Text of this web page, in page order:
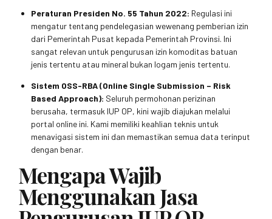
Peraturan Presiden No. 55 Tahun 2022: Regulasi ini
mengatur tentang pendelegasian wewenang pemberian izin
dari Pemerintah Pusat kepada Pemerintah Provinsi. Ini
sangat relevan untuk pengurusan izin komoditas batuan
jenis tertentu atau mineral bukan logam jenis tertentu.
Sistem OSS-RBA (Online Single Submission – Risk
Based Approach): Seluruh permohonan perizinan
berusaha, termasuk IUP OP, kini wajib diajukan melalui
portal online ini. Kami memiliki keahlian teknis untuk
menavigasi sistem ini dan memastikan semua data terinput
dengan benar.
Mengapa Wajib
Menggunakan Jasa